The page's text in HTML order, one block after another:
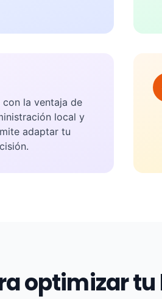
la ventaja de
local y
adaptar tu
optimizar